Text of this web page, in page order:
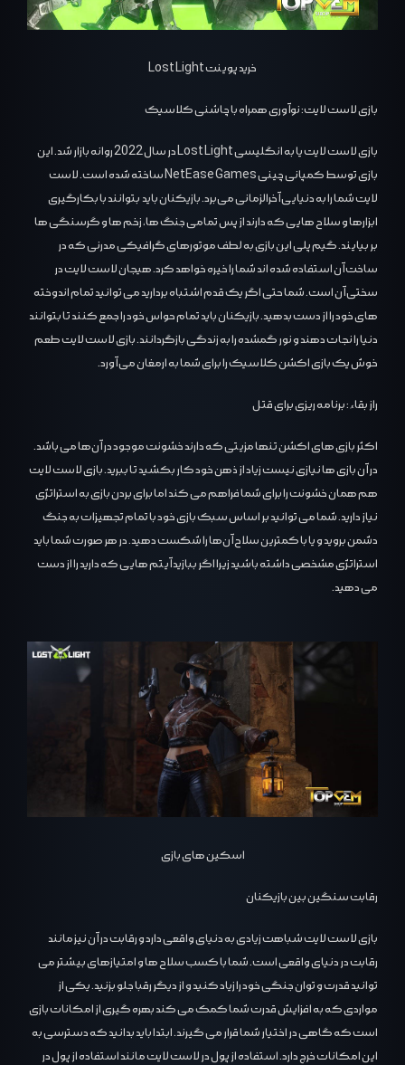
خرید پوینت Lost Light
بازی لاست لایت: نوآوری همراه با چاشنی کلاسیک
بازی لاست لایت یا به انگلیسی Lost Light در سال 2022 روانه بازار شد. این
بازی توسط کمپانی چینی NetEase Games ساخته شده است. لاست
لایت شما را به دنیایی آخرالزمانی می‌برد. بازیکنان باید بتوانند با بکارگیری
ابزارها و سلاح هایی که دارند از پس تمامی جنگ ها، زخم ها و گرسنگی ها
بر بیایند. گیم پلی این بازی به لطف موتورهای گرافیکی مدرنی که در
ساخت آن استفاده شده اند شما را خیره خواهد کرد. هیجان لاست لایت در
سختی آن است. شما حتی اگر یک قدم اشتباه بردارید می توانید تمام اندوخته
های خود را از دست بدهید. بازیکنان باید تمام حواس خود را جمع کنند تا بتوانند
دنیا را نجات دهند و نور گمشده را به زندگی بازگردانند. بازی لاست لایت طعم
خوش یک بازی اکشن کلاسیک را برای شما به ارمغان می آورد.
راز بقاء: برنامه ریزی برای قتل
اکثر بازی های اکشن تنها مزیتی که دارند خشونت موجود در آن‌ها می باشد.
در آن بازی ها نیازی نیست زیاد از ذهن خود کار بکشید تا ببرید. بازی لاست لایت
هم همان خشونت را برای شما فراهم می کند اما برای بردن بازی به استراتژی
نیاز دارید. شما می توانید بر اساس سبک بازی خود با تمام تجهیزات به جنگ
دشمن بروید و یا با کمترین سلاح آن‌ها را شکست دهید. در هر صورت شما باید
استراتژی مشخصی داشته باشید زیرا اگر ببازید آیتم هایی که دارید را از دست
می دهید.
اسکین های بازی
رقابت سنگین بین بازیکنان
بازی لاست لایت شباهت زیادی به دنیای واقعی دارد و رقابت در آن نیز مانند
رقابت در دنیای واقعی است. شما با کسب سلاح ها و امتیازهای بیشتر می
توانید قدرت و توان جنگی خود را زیاد کنید و از دیگر رقبا جلو بزنید. یکی از
مواردی که به افزایش قدرت شما کمک می کند بهره گیری از امکانات بازی
است که گاهی در اختیار شما قرار می گیرند. ابتدا باید بدانید که دسترسی به
این امکانات خرج دارد. استفاده از پول در لاست لایت مانند استفاده از پول در